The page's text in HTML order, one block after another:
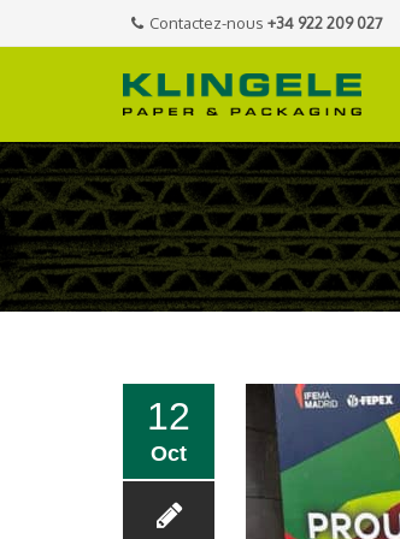
Contactez-nous +34 922 209 027
12
Oct